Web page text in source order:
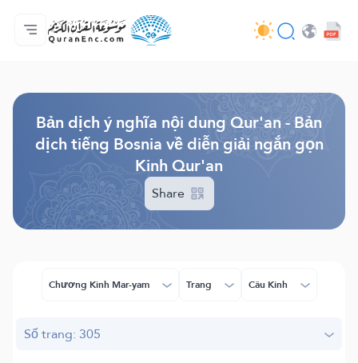
Trang chủ
Mục lục các bản dịch
Audio
Các dịch vụ của nhà phát triển - API
Về dự án
Liên hệ với chúng tôi
Ngôn ngữ
Bản dịch ý nghĩa nội dung Qur'an - Bản
dịch tiếng Bosnia về diễn giải ngắn gọn
Kinh Qur'an
Share
Chương Kinh Mar-yam Trang Câu Kinh
Số trang: 305